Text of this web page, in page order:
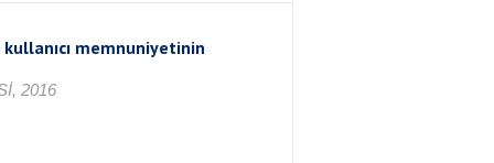
memnuniyetinin
2016